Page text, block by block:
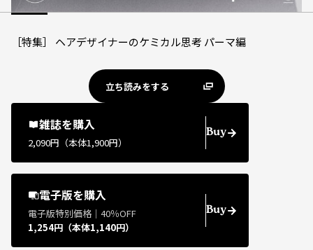
［特集］ ヘアデザイナーのケミカル思考 パーマ編
立ち読みをする
雑誌を購入
2,090円（本体1,900円）
Buy
電子版を購入
電子版特別価格｜40％OFF
1,254円（本体1,140円）
Buy